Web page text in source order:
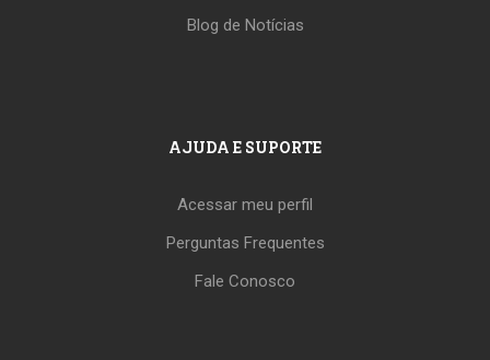
Blog de Notícias
AJUDA E SUPORTE
Acessar meu perfil
Perguntas Frequentes
Fale Conosco